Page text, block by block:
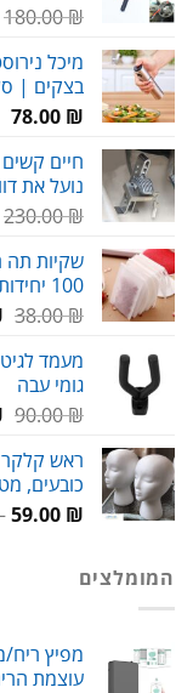
180.00₪
מיכל
בצקים |
78.00 ₪
חיים קשים
נועל את
230.00₪
שקיות תה
100 יחידות במבצע!
38.00₪
מעמד
גומי עבה
90.00₪
ראש קלקר
כובעים,
59.00 ₪
המומלצים
מפיץ
עוצמת